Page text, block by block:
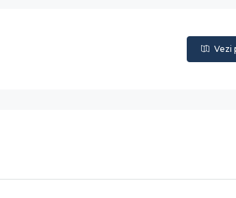
Vezi